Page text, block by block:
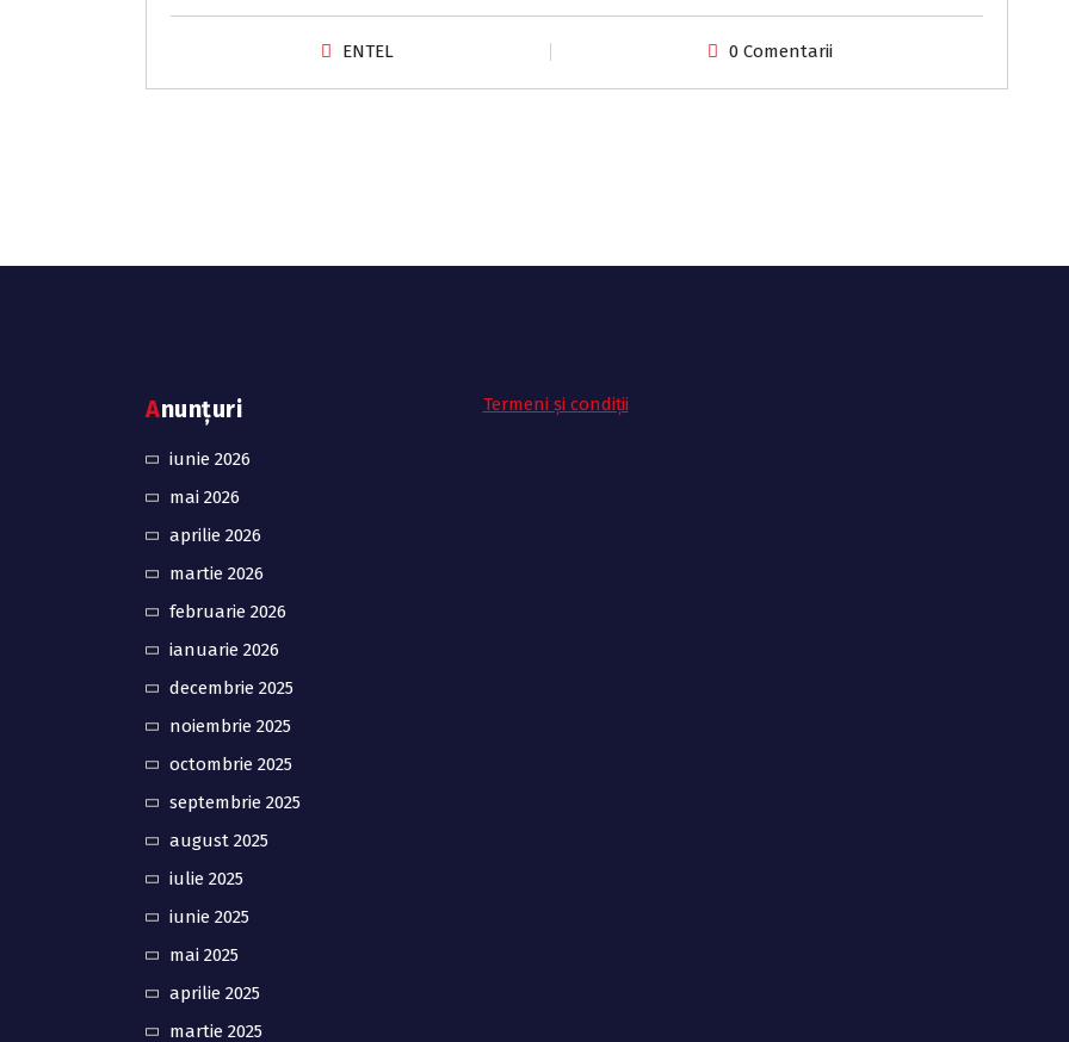
ENTEL 0 Comentarii
Anunțuri
iunie 2026
mai 2026
aprilie 2026
martie 2026
februarie 2026
ianuarie 2026
decembrie 2025
noiembrie 2025
octombrie 2025
septembrie 2025
august 2025
iulie 2025
iunie 2025
mai 2025
aprilie 2025
martie 2025
Termeni și condiții